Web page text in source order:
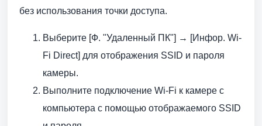
без использования точки доступа.
Выберите [Ф. "Удаленный ПК"] → [Инфор. Wi-
Fi Direct] для отображения SSID и пароля
камеры.
Выполните подключение Wi-Fi к камере с
компьютера с помощью отображаемого SSID